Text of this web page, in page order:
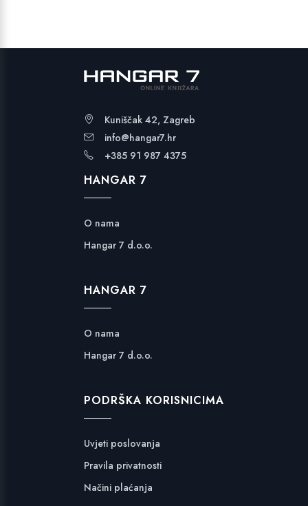
Kuniščak 42, Zagreb
info@hangar7.hr
+385 91 987 4375
HANGAR 7
O nama
Hangar 7 d.o.o.
HANGAR 7
O nama
Hangar 7 d.o.o.
PODRŠKA KORISNICIMA
Uvjeti poslovanja
Pravila privatnosti
Načini plaćanja